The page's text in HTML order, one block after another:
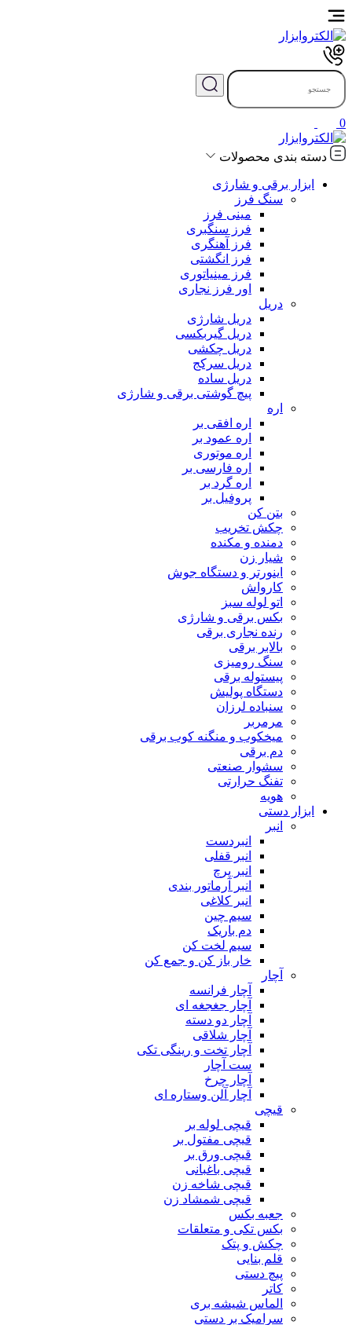
0
دسته بندی محصولات
ابزار برقی و شارژی
سنگ فرز
مینی فرز
فرز سنگبری
فرز آهنگری
فرز انگشتی
فرز مینیاتوری
اور فرز نجاری
دریل
دریل شارژی
دریل گیربکسی
دریل چکشی
دریل سرکج
دریل ساده
پیچ گوشتی برقی و شارژی
اره
اره افقی بر
اره عمود بر
اره موتوری
اره فارسی بر
اره گرد بر
پروفیل بر
بتن کن
چکش تخریب
دمنده و مکنده
شیار زن
اینورتر و دستگاه جوش
کارواش
اتو لوله سبز
بکس برقی و شارژی
رنده نجاری برقی
بالابر برقی
سنگ رومیزی
پیستوله برقی
دستگاه پولیش
سنباده لرزان
مرمربر
میخکوب و منگنه کوب برقی
دم برقی
سشوار صنعتی
تفنگ حرارتی
هویه
ابزار دستی
انبر
انبردست
انبر قفلی
انبر پرچ
انبر آرماتور بندی
انبر کلاغی
سیم چین
دم باریک
سیم لخت کن
خار باز کن و جمع کن
آچار
آچار فرانسه
آچار جغجغه ای
آچار دو دسته
آچار شلاقی
آچار تخت و رینگی تکی
ست آچار
آچار چرخ
آچار آلن وستاره ای
قیچی
قیچی لوله بر
قیچی مفتول بر
قیچی ورق بر
قیچی باغبانی
قیچی شاخه زن
قیچی شمشاد زن
جعبه بکس
بکس تکی و متعلقات
چکش و پتک
قلم بنایی
پیچ دستی
کاتر
الماس شیشه بری
سرامیک بر دستی